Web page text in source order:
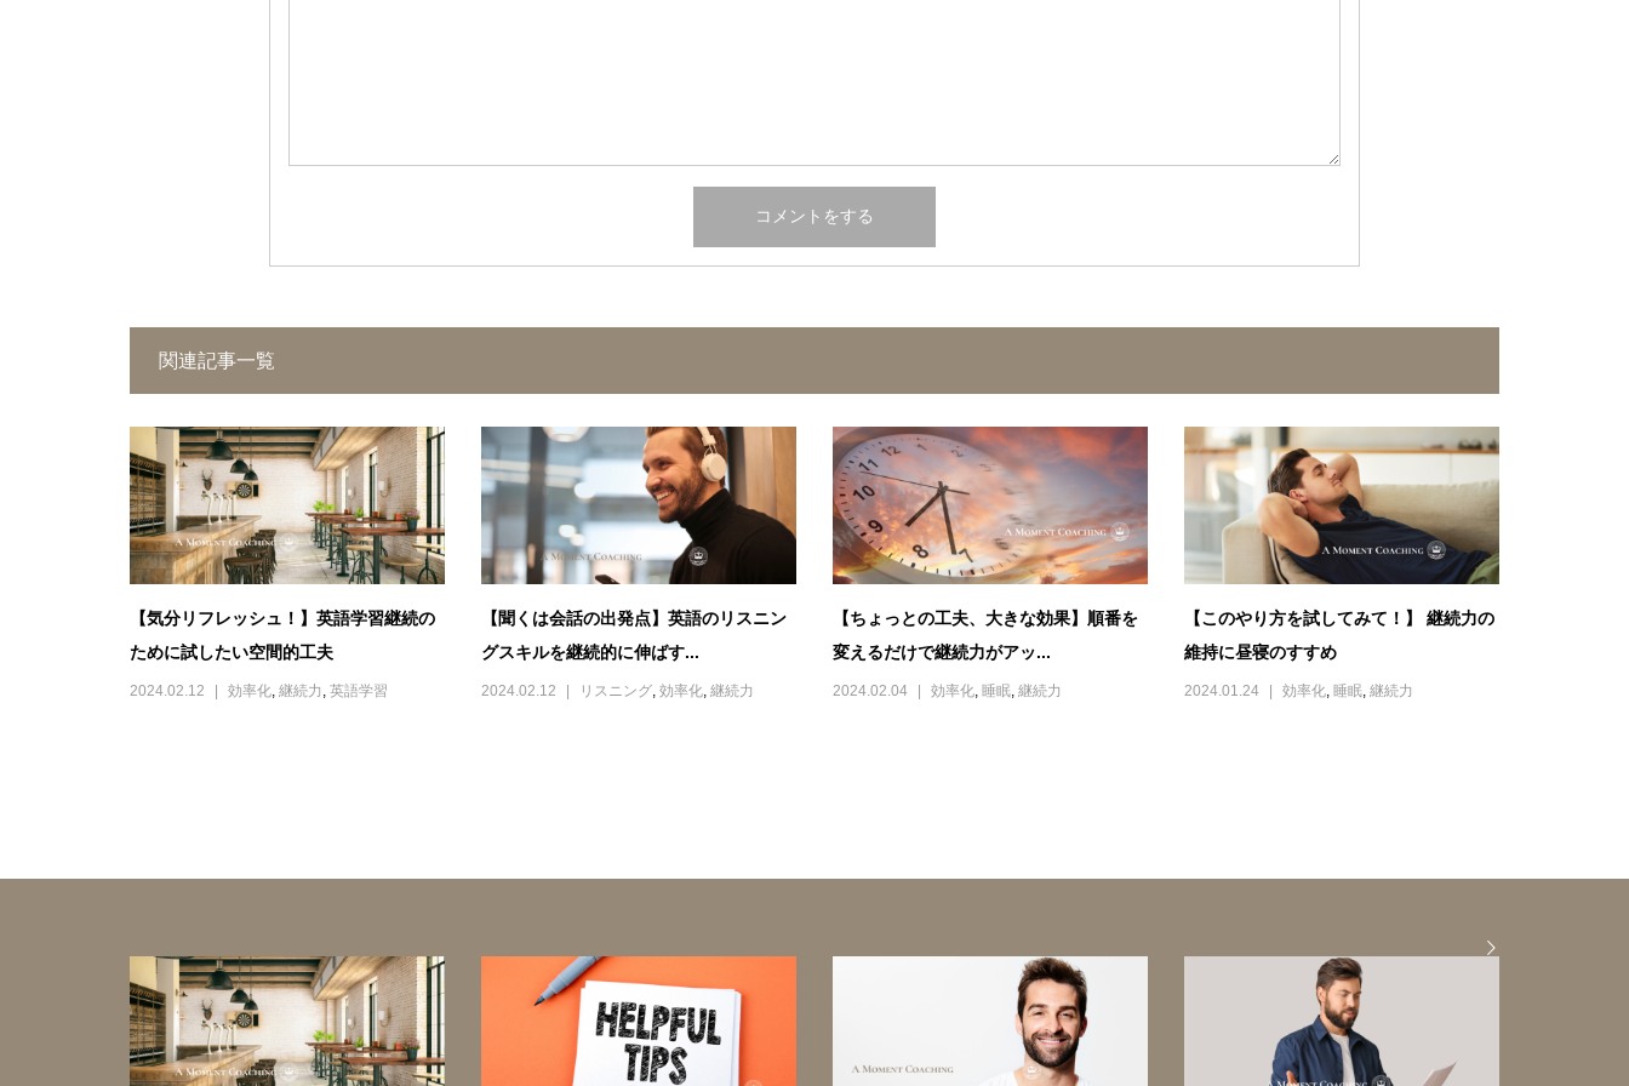
関連記事一覧
【気分リフレッシュ！】英語学習継続の
ために試したい空間的工夫
2024.02.12 効率化 継続力 英語学習
【聞くは会話の出発点】英語のリスニン
グスキルを継続的に伸ばす...
2024.02.12 リスニング 効率化 継続力
【ちょっとの工夫、大きな効果】順番を
変えるだけで継続力がアッ...
2024.02.04 効率化 睡眠 継続力
【このやり方を試してみて！】 継続力の
維持に昼寝のすすめ
2024.01.24 効率化 睡眠 継続力